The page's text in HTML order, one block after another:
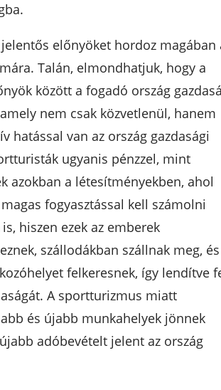
előnyöket hordoz magában
Talán, elmondhatjuk, hogy a
között a fogadó ország
nem csak közvetlenül, hanem
hatással van az ország gazdasági
ugyanis pénzzel, mint
azokban a létesítményekben, ahol
fogyasztással kell számolni
hiszen ezek az emberek
szállodákban szállnak meg, és
felkeresnek, így lendítve
A sportturizmus miatt
és újabb munkahelyek jönnek
adóbevételt jelent az ország